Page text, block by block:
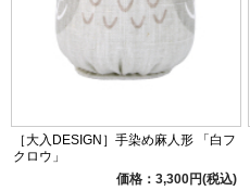
［大入DESIGN］手染め麻人形 「白フ
クロウ」
価格：3,300円(税込)